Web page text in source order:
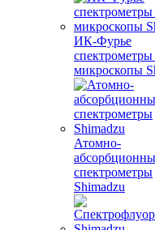
ИК-Фурье
микроскопы
Атомно-
спектрометры
Shimadzu